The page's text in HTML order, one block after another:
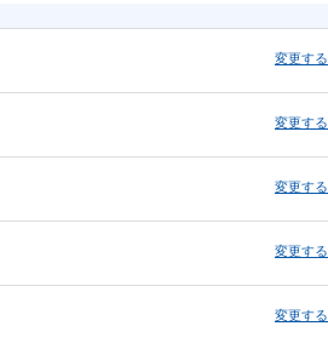
変更する
ットワーク・サーバ運用・保守
変更する
変更する
変更する
変更する